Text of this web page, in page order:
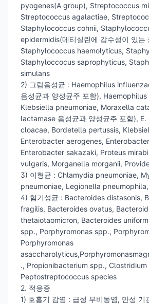
pyogenes(A group), Streptococcus
Streptococcus agalactiae,
Staphylococcus cohnii,
epidermidis(메티실린에 감수성이 있는
Staphylococcus haemolyticus,
Staphyloccocus saprophyticus,
simulans
2) 그람음성균 : Haemophilus
음성균과 양성균주 포함),
Klebsiella pneumoniae, Moraxella
lactamase 음성균과 양성균주 포함),
cloacae, Bordetella pertussis,
Enterobacter aerogenes,
Enterobacter sakazaki, Proteus
vulgaris, Morganella morganii,
3) 이형균 : Chlamydia pneumoniae,
pneumoniae, Legionella
4) 혐기성균 : Bacteroides distasonis,
fragilis, Bacteroides ovatus,
thetaiotaomicron, Bacteroides
spp., Porphyromonas spp.,
Porphyromonas
., Propionibacterium spp.,
Peptostreptococcus species
2. 적응증
1) 호흡기 감염 : 급성 부비동염, 만성 기